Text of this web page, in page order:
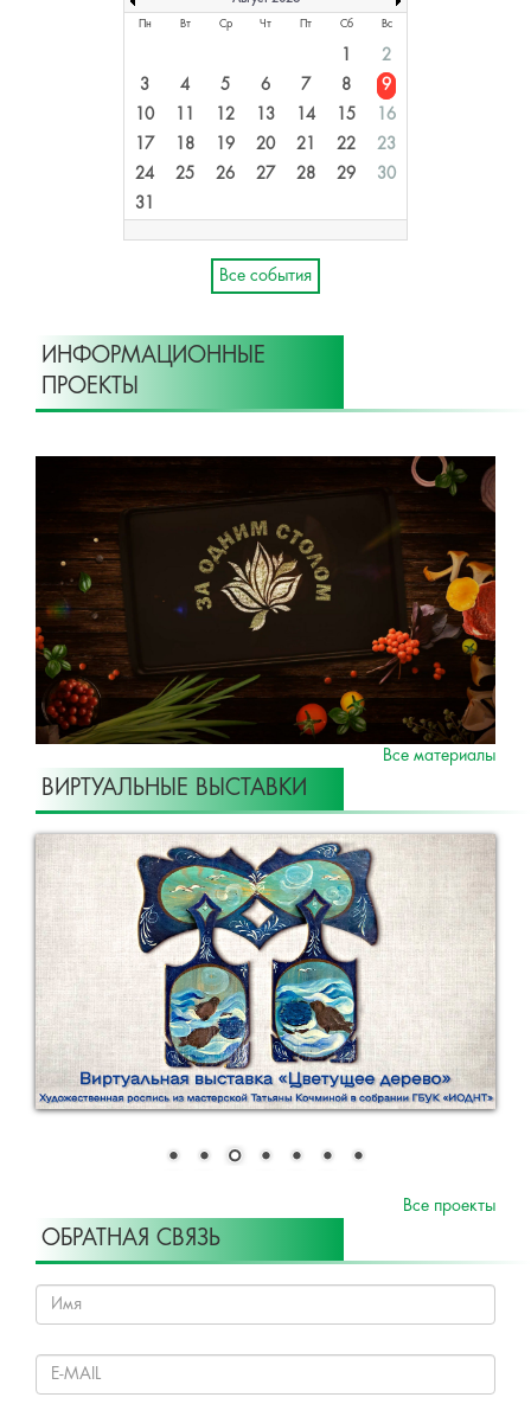
Пн Вт Ср Чт Пт Сб Вс
1
2
3
4 5 6 7 8
9
10
11 12 13 14 15
16
17
18 19 20 21 22
23
24
25 26 27 28 29
30
31
Все события
ИНФОРМАЦИОННЫЕ
ПРОЕКТЫ
Все материалы
ВИРТУАЛЬНЫЕ ВЫСТАВКИ
Все проекты
ОБРАТНАЯ СВЯЗЬ